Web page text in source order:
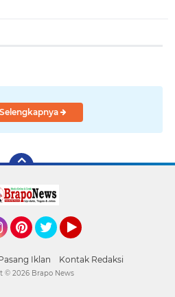
Iklan Kontak Redaksi
© 2026 Brapo News